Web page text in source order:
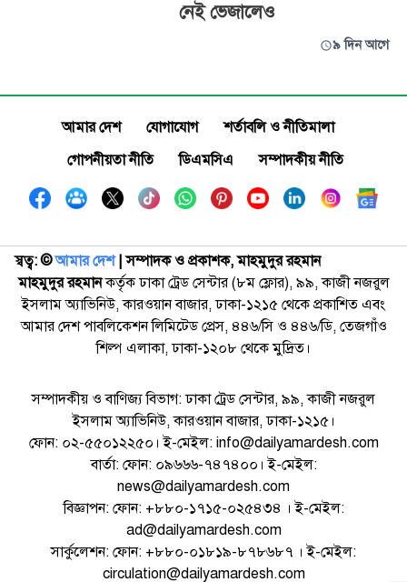
নেই ভেজালেও
৯ দিন আগে
আমার দেশ যোগাযোগ
শর্তাবলি ও নীতিমালা
গোপনীয়তা নীতি
ডিএমসিএ সম্পাদকীয় নীতি
স্বত্ব: ©️আমার দেশ| সম্পাদক ও প্রকাশক, মাহমুদুর রহমান
মাহমুদুর রহমানকর্তৃক ঢাকা ট্রেড সেন্টার (৮ম ফ্লোর), ৯৯, কাজী নজরুল
ইসলাম অ্যাভিনিউ, কারওয়ান বাজার, ঢাকা-১২১৫ থেকে প্রকাশিত এবং
আমার দেশ পাবলিকেশন লিমিটেড প্রেস, ৪৪৬/সি ও ৪৪৬/ডি, তেজগাঁও
শিল্প এলাকা, ঢাকা-১২০৮ থেকে মুদ্রিত।
সম্পাদকীয় ও বাণিজ্য বিভাগ: ঢাকা ট্রেড সেন্টার, ৯৯, কাজী নজরুল
ইসলাম অ্যাভিনিউ, কারওয়ান বাজার, ঢাকা-১২১৫।
ফোন: ০২-৫৫০১২২৫০। ই-মেইল: info@dailyamardesh.com
বার্তা: ফোন: ০৯৬৬৬-৭৪৭৪০০। ই-মেইল:
news@dailyamardesh.com
বিজ্ঞাপন: ফোন: +৮৮০-১৭১৫-০২৫৪৩৪ । ই-মেইল:
ad@dailyamardesh.com
সার্কুলেশন: ফোন: +৮৮০-০১৮১৯-৮৭৮৬৮৭ । ই-মেইল:
circulation@dailyamardesh.com